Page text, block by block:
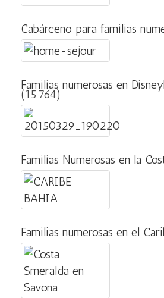
Cabárceno para familias
Familias numerosas en
(15.764)
Familias Numerosas en la
Familias numerosas en el